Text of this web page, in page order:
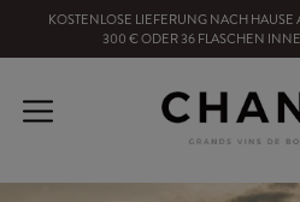
KOSTENLOSE LIEFERUNG NACH HAUSE
300€ ODER36FLASCHEN